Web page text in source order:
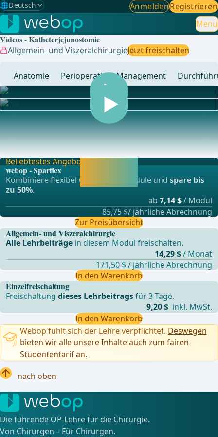
🌐Deutsch
Gewählte Sprache: Deutsch
🇩🇪 Deutsch ✓
🇬🇧English
🇧🇷Brasilianisch
AnmeldenRegistrieren
Menu
Videos - Katheterjejunostomie
Allgemein- und ViszeralchirurgieJetzt freischalten
Anatomie Perioperatives Management
... - Operationen aus der Allgemein-, Viszeral- und
Transplationschirurgie, Gefässchirurgie und Thor
Einzelfreischaltung
Freischaltungdieses Lehrbeitragsfür 3 Tage.
9,20 $ inkl. MwSt.
In den Warenkorb
Beliebtestes Angebot
webop - Sparflex
Kombiniere flexibel unsere Lernmodule undspare bis
zu 50%.
ab 7,14 $/ Modul
85,75 $/ jährliche Abrechnung
Zur Preisübersicht
Allgemein- und Viszeralchirurgie
Alle Lehrbeiträge in diesem Modul freischalten.
14,29 $/ Monat
171,50 $ / jährliche Abrechnung
In den Warenkorb
Webop fühlt sich der Lehre verpflichtet. Deswegen
bieten wir alle unsere Inhalte auch zum fairen
Studententarif an.
nach oben
Die führende OP-Lehre für die Chirurgie.
Von Chirurgen – Für Chirurgen.